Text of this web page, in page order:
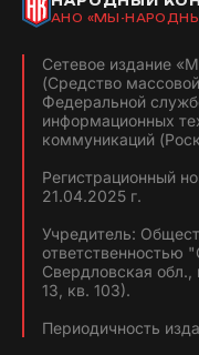
АНО «МЫ-
Сетевое издание
(Средство
Федеральной
информационных
коммуникаций
Регистрационный
21.04.2025 г.
Учредитель:
Свердловская
13, кв. 103).
Периодичность